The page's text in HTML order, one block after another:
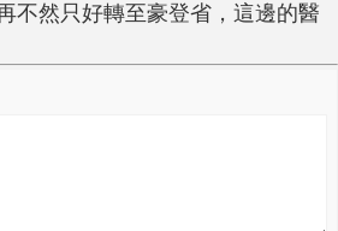
不然只好轉至豪登省，這邊的醫